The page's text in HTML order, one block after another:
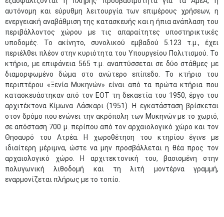
αυτόνομη και εύρυθμη λειτουργία των επιμέρους χρήσεων, η
ενεργειακή αναβάθμιση της κατασκευής και η ήπια ανάπλαση του
περιβάλλοντος χώρου με τις απαραίτητες υποστηρικτικές
υποδομές. Το ακίνητο, συνολικού εμβαδού 5.123 τ.μ., έχει
περιέλθει πλέον στην κυριότητα του Υπουργείου Πολιτισμού. Το
κτήριο, με επιφάνεια 565 τ.μ. αναπτύσσεται σε δύο στάθμες με
διαμορφωμένο δώμα στο ανώτερο επίπεδο. Το κτήριο του
περιπτέρου «Ξενία Μυκηνών» είναι από τα πρώτα κτήρια που
κατασκευάστηκαν από τον ΕΟΤ τη δεκαετία του 1950, έργο του
αρχιτέκτονα Κίμωνα Λάσκαρι (1951). Η εγκατάσταση βρίσκεται
στον δρόμο που ενώνει την ακρόπολη των Μυκηνών με το χωριό,
σε απόσταση 700 μ. περίπου από τον αρχαιολογικό χώρο και τον
Θησαυρό του Ατρέα. Η χωροθέτηση του κτηρίου έγινε με
ιδιαίτερη μέριμνα, ώστε να μην προσβάλλεται η θέα προς τον
αρχαιολογικό χώρο. Η αρχιτεκτονική του, βασισμένη στην
πολυγωνική λιθοδομή και τη λιτή μοντέρνα γραμμή,
εναρμονίζεται πλήρως με το τοπίο.